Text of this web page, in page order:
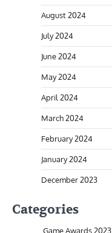
August 2024
July 2024
June 2024
May 2024
April 2024
March 2024
February 2024
January 2024
December 2023
Categories
Game Awards 2023